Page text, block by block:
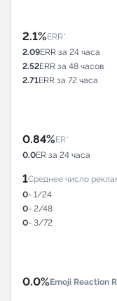
2.1%ERR*
2.09ERR за 24 часа
2.52ERR за 48 часов
2.71ERR за 72 часа
0.84%ER*
0.0ER за 24 часа
1Среднее число
0- 1/24
0- 2/48
0- 3/72
0.0%Emoji Reaction